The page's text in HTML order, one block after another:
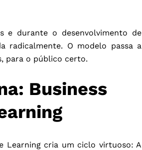
e durante o desenvolvimento de
radicalmente. O modelo passa a
para o público certo.
Business
Learning cria um ciclo virtuoso: A